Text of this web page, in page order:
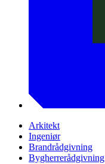
Arkitekt
Ingeniør
Brandrådgivning
Bygherrerådgivning